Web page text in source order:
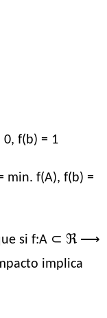
f(b) = 1
min. f(A), f(b) =
que si f:A ⊂ ℜ ⟶
implica